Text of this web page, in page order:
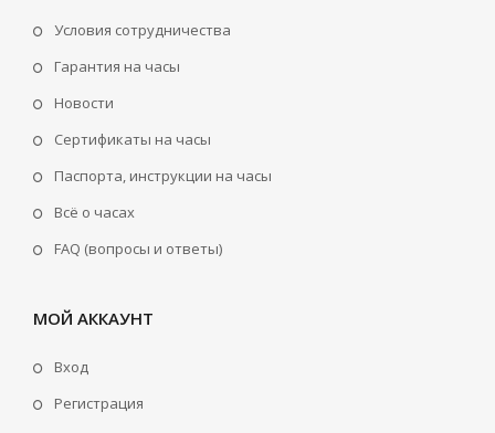
Условия сотрудничества
Гарантия на часы
Новости
Сертификаты на часы
Паспорта, инструкции на часы
Всё о часах
FAQ (вопросы и ответы)
МОЙ АККАУНТ
Вход
Регистрация